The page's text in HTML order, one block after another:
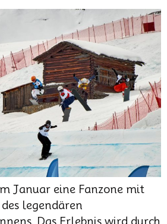
Januar eine Fanzone mit
legendären